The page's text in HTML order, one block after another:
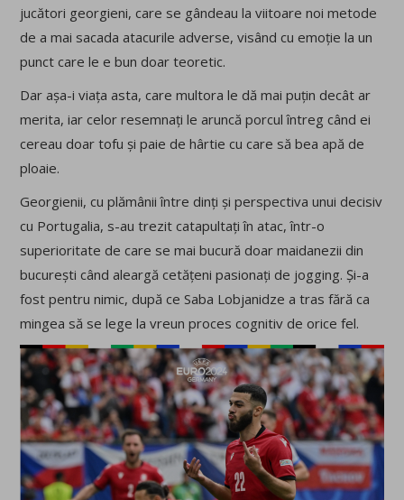
jucători georgieni, care se gândeau la viitoare noi metode
de a mai sacada atacurile adverse, visând cu emoție la un
punct care le e bun doar teoretic.
Dar așa-i viața asta, care multora le dă mai puțin decât ar
merita, iar celor resemnați le aruncă porcul întreg când ei
cereau doar tofu și paie de hârtie cu care să bea apă de
ploaie.
Georgienii, cu plămânii între dinți și perspectiva unui decisiv
cu Portugalia, s-au trezit catapultați în atac, într-o
superioritate de care se mai bucură doar maidanezii din
bucurești când aleargă cetățeni pasionați de jogging. Și-a
fost pentru nimic, după ce Saba Lobjanidze a tras fără ca
mingea să se lege la vreun proces cognitiv de orice fel.